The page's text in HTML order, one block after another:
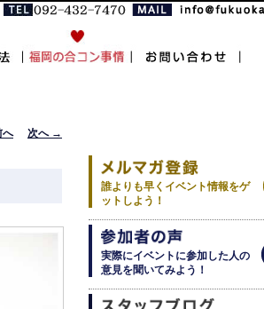
稿ナビゲ
ーション
へ 次へ →
誰よりも早くイベント情報をゲ
ットしよう！
実際にイベントに参加した人の
意見を聞いてみよう！